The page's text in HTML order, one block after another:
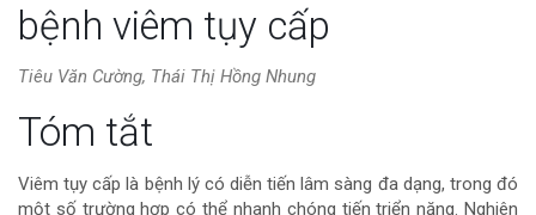
bệnh viêm tụy cấp
Tiêu Văn Cường, Thái Thị Hồng Nhung
Nội
dung
Tóm tắt
Viêm tụy cấp là bệnh lý có diễn tiến lâm sàng đa dạng, trong đó
một số trường hợp có thể nhanh chóng tiến triển nặng. Nghiên